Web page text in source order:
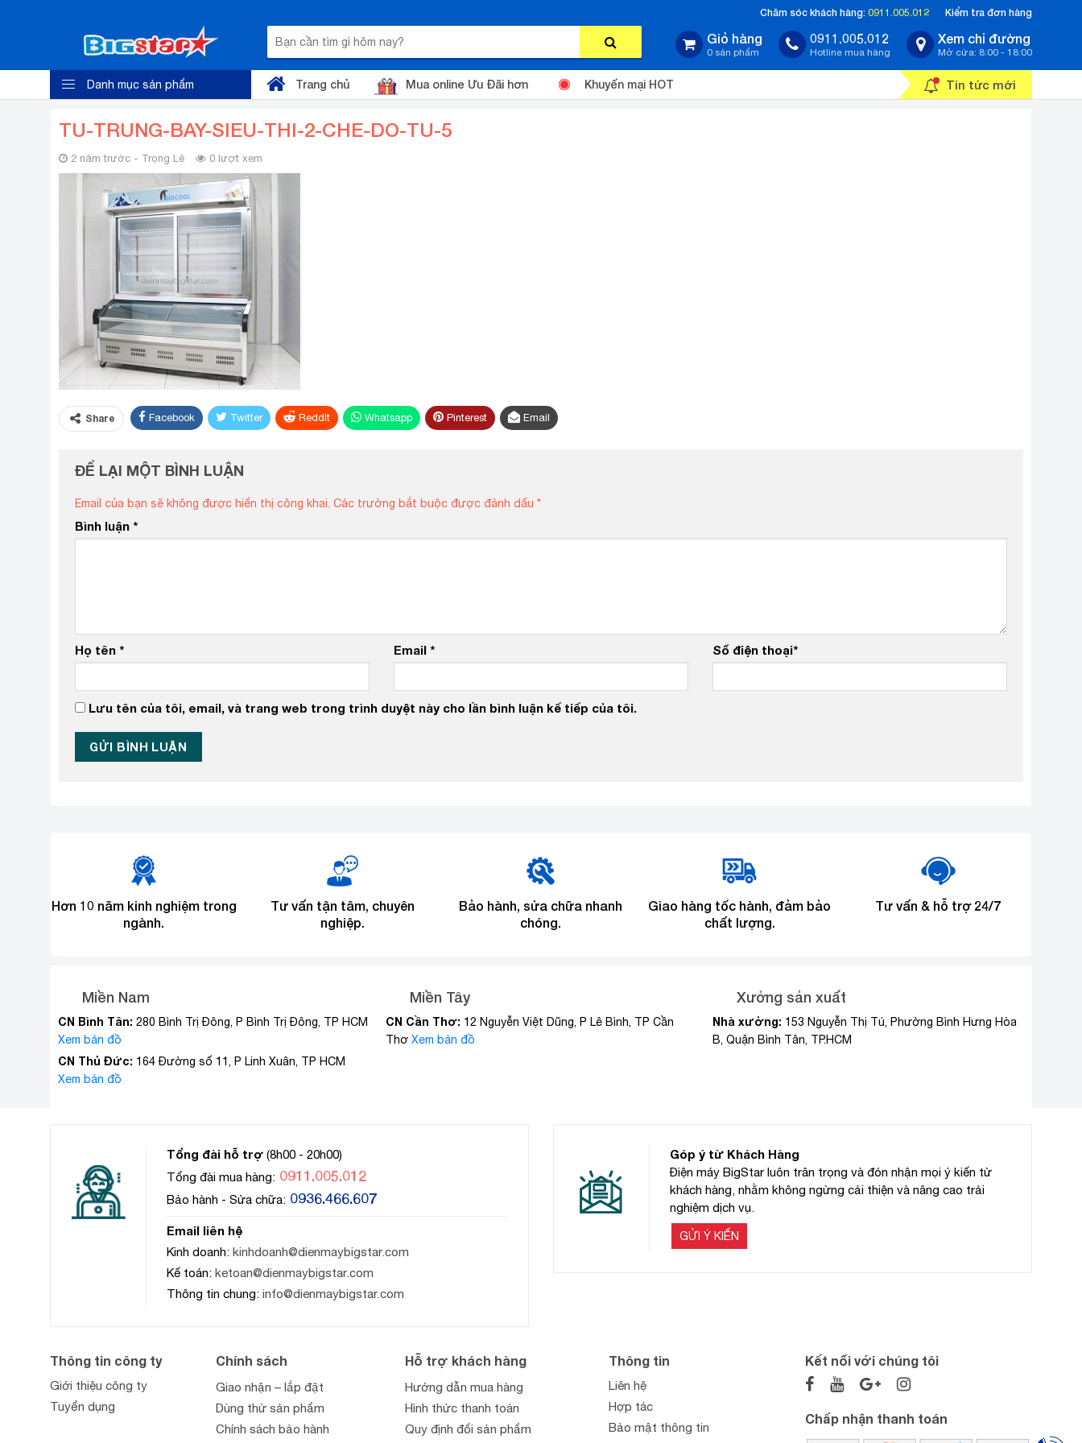
Chăm sóc khách hàng: 0911.005.012 Kiểm tra đơn hàng
Giỏ hàng
0 sản phẩm
0911.005.012
Hotline mua hàng
Xem chỉ đường
Mở cửa: 8:00 - 18:00
Danh mục sản phẩm Trang chủ Mua online Ưu Đãi hơn Khuyến mại HOT Tin tức mới
TU-TRUNG-BAY-SIEU-THI-2-CHE-DO-TU-5
2 năm trước - Trọng Lê 0 lượt xem
Share Facebook Twitter ReddIt Whatsapp Pinterest Email
ĐỂ LẠI MỘT BÌNH LUẬN
Email của bạn sẽ không được hiển thị công khai. Các trường bắt buộc được đánh dấu *
Bình luận *
Họ tên * Email * Số điện thoại*
Lưu tên của tôi, email, và trang web trong trình duyệt này cho lần bình luận kế tiếp của tôi.
Hơn 10 năm kinh nghiệm trong
ngành.
Tư vấn tận tâm, chuyên
nghiệp.
Bảo hành, sửa chữa nhanh
chóng.
Giao hàng tốc hành, đảm bảo
chất lượng.
Tư vấn & hỗ trợ 24/7
Miền Nam
CN Bình Tân: 280 Bình Trị Đông, P Bình Trị Đông, TP HCM
Xem bản đồ
CN Thủ Đức: 164 Đường số 11, P Linh Xuân, TP HCM
Xem bản đồ
Miền Tây
CN Cần Thơ: 12 Nguyễn Việt Dũng, P Lê Bình, TP Cần
Thơ Xem bản đồ
Xưởng sản xuất
Nhà xưởng: 153 Nguyễn Thị Tú, Phường Bình Hưng Hòa
B, Quận Bình Tân, TP.HCM
Tổng đài hỗ trợ (8h00 - 20h00)
Tổng đài mua hàng: 0911.005.012
Bảo hành - Sửa chữa: 0936.466.607
Email liên hệ
Kinh doanh: kinhdoanh@dienmaybigstar.com
Kế toán: ketoan@dienmaybigstar.com
Thông tin chung: info@dienmaybigstar.com
Góp ý từ Khách Hàng
Điện máy BigStar luôn trân trọng và đón nhận mọi ý kiến từ
khách hàng, nhằm không ngừng cải thiện và nâng cao trải
nghiệm dịch vụ.
GỬI Ý KIẾN
Thông tin công ty
Giới thiệu công ty
Tuyển dụng
Chính sách
Giao nhận – lắp đặt
Dùng thử sản phẩm
Chính sách bảo hành
Hỗ trợ khách hàng
Hướng dẫn mua hàng
Hình thức thanh toán
Quy định đổi sản phẩm
Thông tin
Liên hệ
Hợp tác
Bảo mật thông tin
Kết nối với chúng tôi
Chấp nhận thanh toán